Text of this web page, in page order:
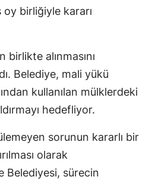
birliğiyle kararı
birlikte alınmasını
Belediye, mali yükü
kullanılan mülklerdeki
hedefliyor.
sorunun kararlı bir
olarak
Belediyesi, sürecin